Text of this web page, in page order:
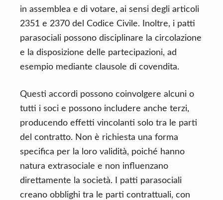
in assemblea e di votare, ai sensi degli articoli
2351 e 2370 del Codice Civile. Inoltre, i patti
parasociali possono disciplinare la circolazione
e la disposizione delle partecipazioni, ad
esempio mediante clausole di covendita.
Questi accordi possono coinvolgere alcuni o
tutti i soci e possono includere anche terzi,
producendo effetti vincolanti solo tra le parti
del contratto. Non è richiesta una forma
specifica per la loro validità, poiché hanno
natura extrasociale e non influenzano
direttamente la società. I patti parasociali
creano obblighi tra le parti contrattuali, con